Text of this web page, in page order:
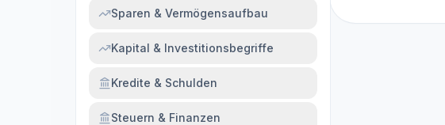
Sparen & Vermögensaufbau
Kapital & Investitionsbegriffe
Kredite & Schulden
Steuern & Finanzen